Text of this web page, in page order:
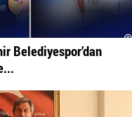
Belediyespor’dan